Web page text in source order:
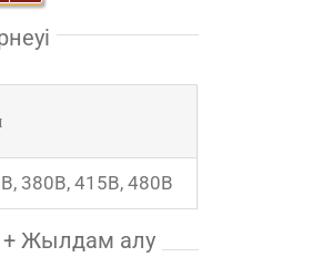
380В, 415В, 480В
Жылдам алу